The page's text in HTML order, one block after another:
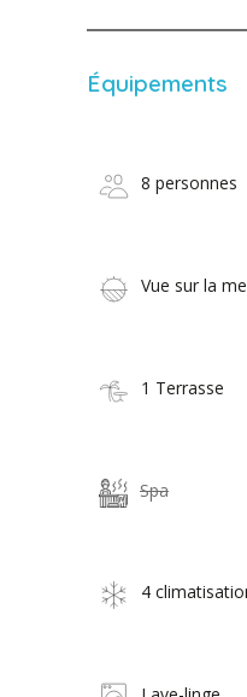
Équipements
8 personnes
Vue sur la
1 Terrasse
Spa
4